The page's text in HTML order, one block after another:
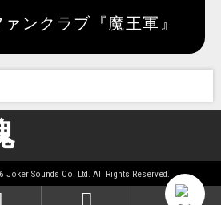
Sounds Co. Ltd. All Rights Reserved.